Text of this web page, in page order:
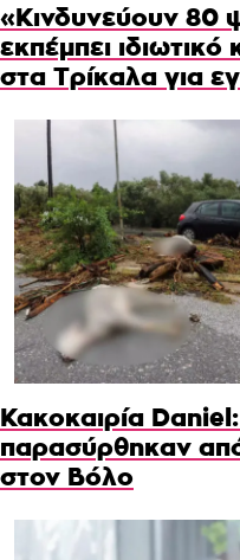
«Κινδυνεύουν 80
εκπέμπει
στα Τρίκαλα για
Κακοκαιρία
παρασύρθηκαν
στον Βόλο